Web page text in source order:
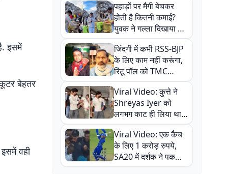
इसमें
बेहतर
वही
अजित महतो बोले- TMC
की गंदी चाल
पहाड़ों पर मैगी बेचकर
होती है कितनी कमाई?
युवक ने गल्ला दिखाया तो
नौकरी वालों के खड़े हो गए
कान
जिंदगी में कभी RSS-BJP
के लिए काम नहीं करूंगा,
रिंटू पॉल को TMC
ऑफिस में ले जाकर पीटा,
Video वायरल
Viral Video: कुत्ते ने
Shreyas Iyer को
लगभग काट ही लिया था,
न्यूजीलैंड सीरीज से पहले
बाल-बाल बचे
Viral Video: एक कैच
के लिए 1 करोड़ रुपये,
SA20 में दर्शक ने पकड़ा
एक हाथ से गजब का कैच